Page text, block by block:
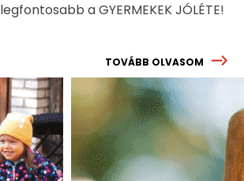
legfontosabb a GYERMEKEK JÓLÉTE!
TOVÁBB OLVASOM